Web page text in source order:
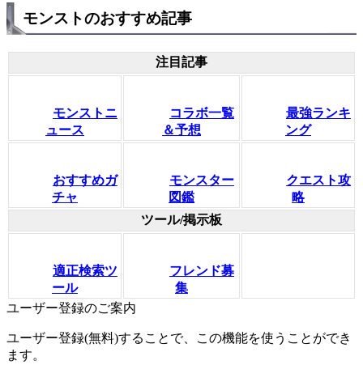
モンストのおすすめ記事
注目記事
モンストニ
ュース
コラボ一覧
＆予想
最強ランキ
ング
おすすめガ
チャ
モンスター
図鑑
クエスト攻
略
ツール/掲示板
適正検索ツ
ール
フレンド募
集
ユーザー登録のご案内
ユーザー登録(無料)することで、この機能を使うことができ
ます。